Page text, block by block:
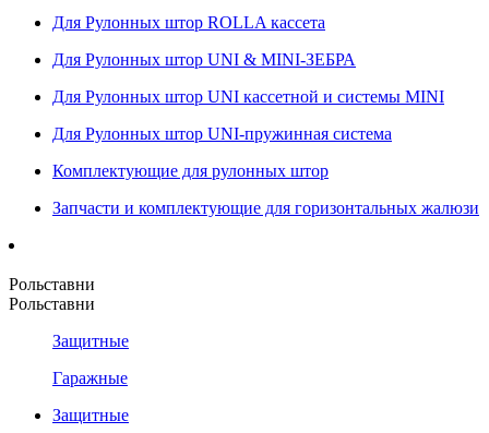
Для Рулонных штор ROLLA кассета
Для Рулонных штор UNI & MINI-ЗЕБРА
Для Рулонных штор UNI кассетной и системы MINI
Для Рулонных штор UNI-пружинная система
Комплектующие для рулонных штор
Запчасти и комплектующие для горизонтальных жалюзи
Рольставни
Рольставни
Защитные
Гаражные
Защитные